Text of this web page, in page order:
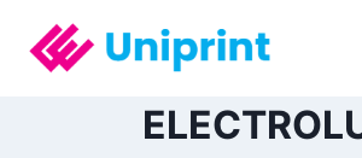
indhold